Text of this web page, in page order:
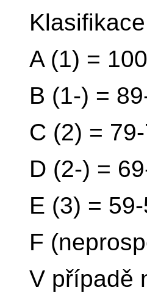
A (1) =
B (1-) =
C (2) =
D (2-) =
E (3) =
F
V případě